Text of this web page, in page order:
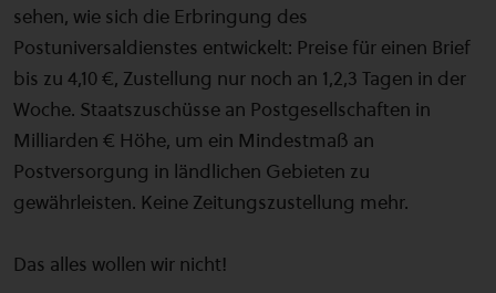
sehen, wie sich die Erbringung des
Postuniversaldienstes entwickelt: Preise für einen Brief
bis zu 4,10 €, Zustellung nur noch an 1,2,3 Tagen in der
Woche. Staatszuschüsse an Postgesellschaften in
Milliarden € Höhe, um ein Mindestmaß an
Postversorgung in ländlichen Gebieten zu
gewährleisten. Keine Zeitungszustellung mehr.
Das alles wollen wir nicht!